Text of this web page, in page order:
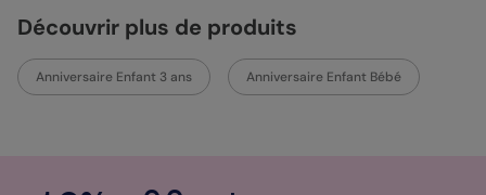
cet enfant passera une super fête d’anniversaire. Ballons,
gâteaux et cadeaux, que la fête commence !
Sophie – Pop designer
Découvrir plus de produits
Anniversaire Enfant 3 ans Anniversaire Enfant Bébé